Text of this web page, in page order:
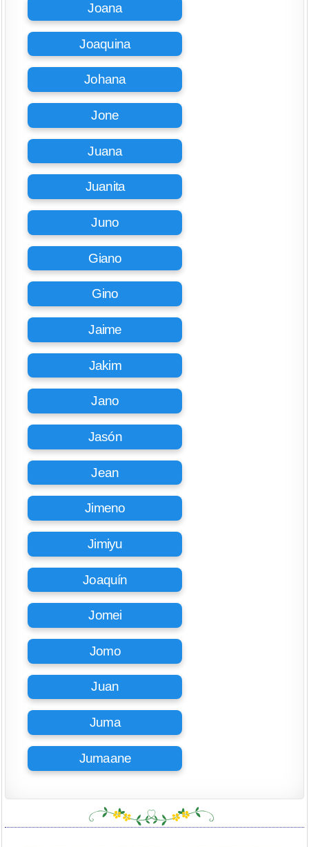
Joana
Joaquina
Johana
Jone
Juana
Juanita
Juno
Giano
Gino
Jaime
Jakim
Jano
Jasón
Jean
Jimeno
Jimiyu
Joaquín
Jomei
Jomo
Juan
Juma
Jumaane